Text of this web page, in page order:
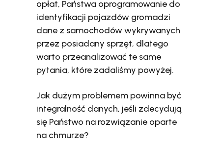
opłat, Państwa oprogramowanie do
identyfikacji pojazdów gromadzi
dane z samochodów wykrywanych
przez posiadany sprzęt, dlatego
warto przeanalizować te same
pytania, które zadaliśmy powyżej.
Jak dużym problemem powinna być
integralność danych, jeśli zdecydują
się Państwo na rozwiązanie oparte
na chmurze?